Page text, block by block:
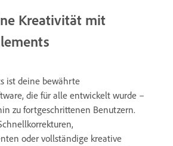
Kreativität mit
ist deine bewährte
die für alle entwickelt wurde –
zu fortgeschrittenen Benutzern.
oder vollständige kreative